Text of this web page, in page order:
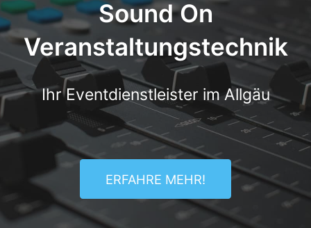
Sound On
Veranstaltungstechnik
Ihr Eventdienstleister im Allgäu
ERFAHRE MEHR!